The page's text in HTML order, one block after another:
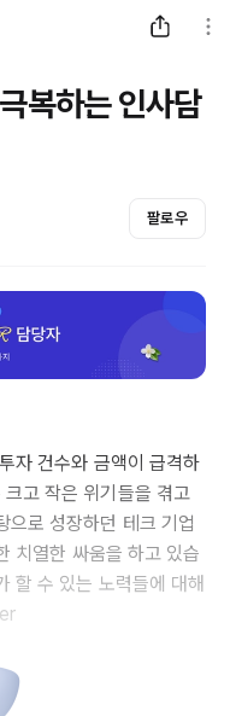
복하는 인사담
팔로우
자 건수와 금액이 급격하
고 작은 위기들을 겪고
으로 성장하던 테크 기업
치열한 싸움을 하고 있습
할 수 있는 노력들에 대해